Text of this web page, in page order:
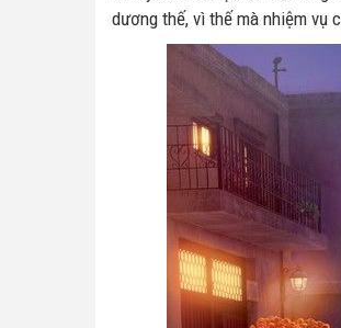
dương thế, vì thế mà nhiệm vụ